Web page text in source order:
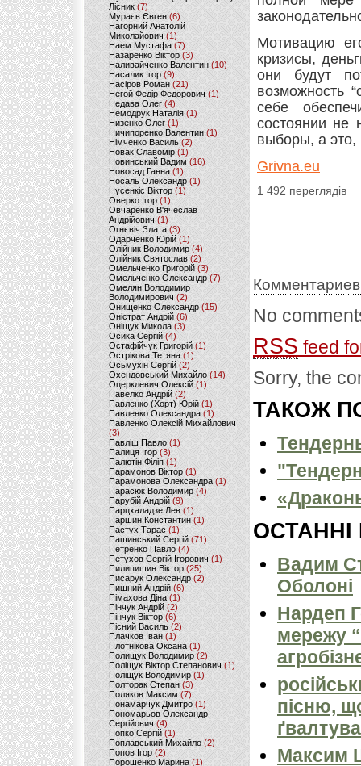
Лісник (7)
Мураєв Євген(6)
Нагорний Анатолій
Миколайович (1)
Наем Мустафа (7)
Назаренко Віктор (3)
Наливайченко Валентин (10)
Насалик Ігор(9)
Насіров Роман (21)
Негой Федір Федорович(1)
Недава Олег(4)
Немодрук Наталія(1)
Низенко Олег (1)
Ничипоренко Валентин (1)
Німченко Василь (2)
Новак Славомір (1)
Новинський Вадим (16)
Новосад Ганна (1)
Носаль Олександр (1)
Нусенкіс Віктор (1)
Оверко Ігор (1)
Овчаренко В'ячеслав
Андрійович(1)
Огнєвіч Злата (3)
Одарченко Юрій(1)
Олійник Володимир (4)
Олійник Святослав (2)
Омельченко Григорій (3)
Омельченко Олександр(7)
Омелян Володимир
Володимирович (2)
Онищенко Олександр (15)
Оністрат Андрій (6)
Оніщук Микола (3)
Осика Сергій(4)
Остафійчук Григорій(1)
Острікова Тетяна (1)
Осьмухін Сергій (2)
Охендовський Михайло (14)
Оцерклевич Олексій (1)
Павелко Андрій (2)
Павленко (Хорт) Юрій (1)
Павленко Олександра (1)
Павленко Олексій Михайлович
(3)
Павліш Павло(1)
Палиця Ігор (3)
Палютін Філіп(1)
Парамонов Віктор (1)
Парамонова Олександра(1)
Парасюк Володимир(4)
Парубій Андрій (9)
Парцхаладзе Лев (1)
Паршин Константин(1)
Пастух Тарас (1)
Пашинський Сергій (71)
Петренко Павло (4)
Петухов Сергій Ігорович (1)
Пилипишин Віктор(25)
Писарук Олександр(2)
Пишний Андрій (6)
Пімахова Діна(1)
Пінчук Андрій(2)
Пінчук Віктор (6)
Пісний Василь (2)
Плачков Іван(1)
Плотнікова Оксана (1)
Полищук Володимир(2)
Поліщук Віктор Степанович(1)
Поліщук Володимир (1)
Полторак Степан(3)
Поляков Максим (7)
Понамарчук Дмитро (1)
Пономарьов Олександр
Сергійович(4)
Попко Сергій (1)
Поплавський Михайло (2)
Попов Ігор(2)
Порошенко Марина (1)
Мотивацию
кризисы,
они будут
возможность
себе
состоянии не
выборы, а это,
Grivna.eu
1 492 переглядів
No
RSS feed
Sorry, the
ТАКОЖ
ОСТАННІ
Вадим
Оболоні
Нардеп
мережу
пісню,
Максим